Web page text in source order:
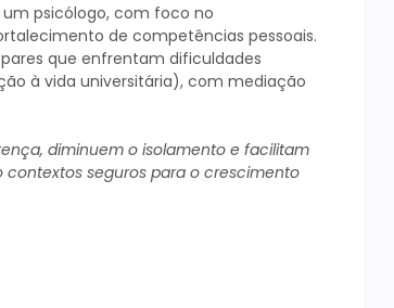
psicólogo, com foco no
de competências pessoais.
que enfrentam dificuldades
à vida universitária), com mediação
diminuem o isolamento e facilitam
seguros para o crescimento